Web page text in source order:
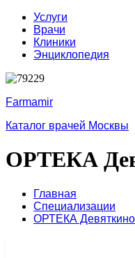
Услуги
Врачи
Клиники
Энциклопедия
Farmamir
Каталог врачей Москвы
ОРТЕКА
Главная
Специализации
ОРТЕКА Девяткино